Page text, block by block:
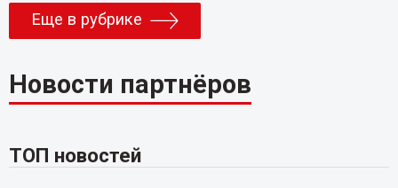
Еще в рубрике
Новости партнёров
ТОП новостей